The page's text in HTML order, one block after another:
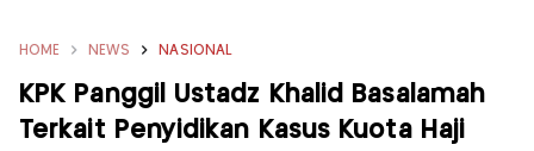
HOME NEWS NASIONAL
KPK Panggil Ustadz Khalid Basalamah
Terkait Penyidikan Kasus Kuota Haji